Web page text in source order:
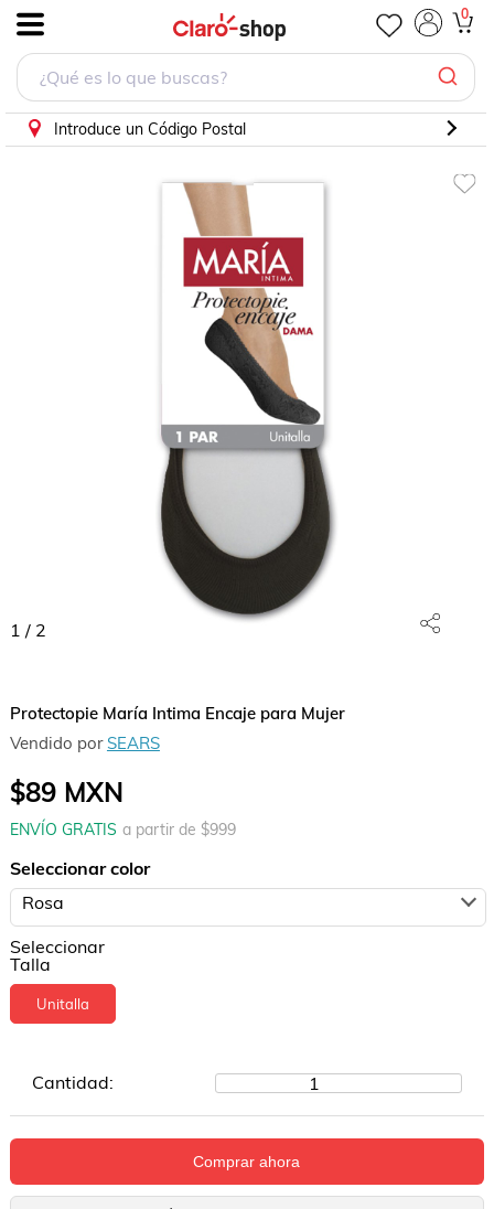
0
Introduce un Código Postal
1 / 2
Protectopie María Intima Encaje para Mujer
Vendido por SEARS
$89MXN
ENVÍO GRATIS a partir de $999
Seleccionar color
Rosa
Seleccionar
Talla
Unitalla
Cantidad: 1
Comprar ahora
Protectopie María Intima Encaje para Mujer